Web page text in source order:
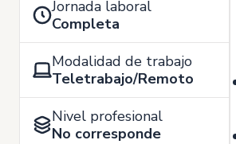
Jornada laboral
Completa
Modalidad de trabajo
Teletrabajo/Remoto
Nivel profesional
No corresponde